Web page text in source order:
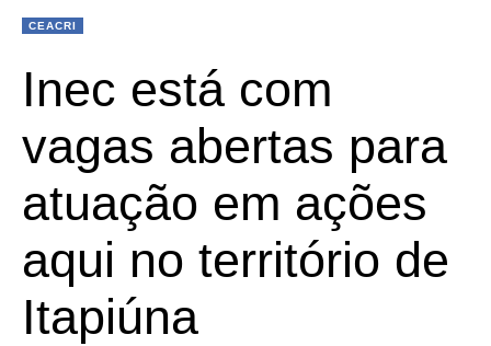
CEACRI
Inec está com
vagas abertas para
atuação em ações
aqui no território de
Itapiúna